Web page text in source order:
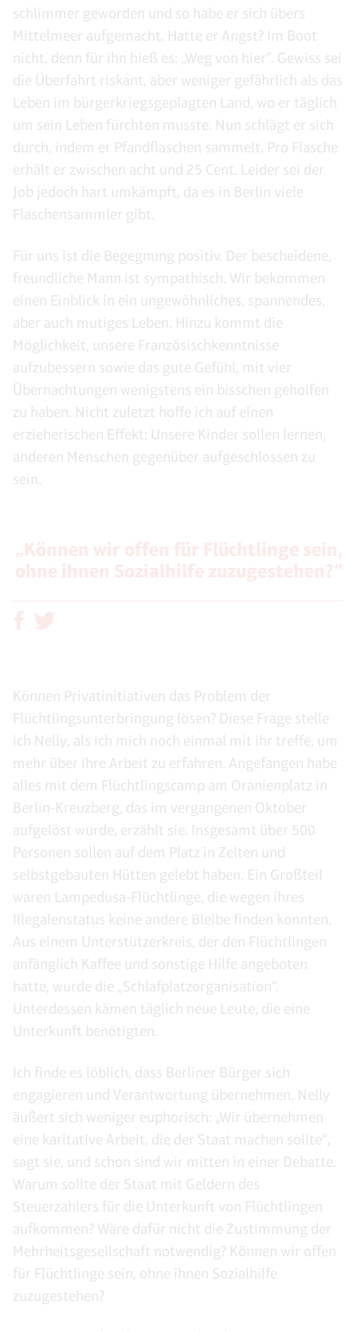
schlimmer geworden und so habe er sich übers
Mittelmeer aufgemacht. Hatte er Angst? Im Boot
nicht, denn für ihn hieß es: „Weg von hier“. Gewiss sei
die Überfahrt riskant, aber weniger gefährlich als das
Leben im bürgerkriegsgeplagten Land, wo er täglich
um sein Leben fürchten musste. Nun schlägt er sich
durch, indem er Pfandflaschen sammelt. Pro Flasche
erhält er zwischen acht und 25 Cent. Leider sei der
Job jedoch hart umkämpft, da es in Berlin viele
Flaschensammler gibt.
Für uns ist die Begegnung positiv. Der bescheidene,
freundliche Mann ist sympathisch. Wir bekommen
einen Einblick in ein ungewöhnliches, spannendes,
aber auch mutiges Leben. Hinzu kommt die
Möglichkeit, unsere Französischkenntnisse
aufzubessern sowie das gute Gefühl, mit vier
Übernachtungen wenigstens ein bisschen geholfen
zu haben. Nicht zuletzt hoffe ich auf einen
erzieherischen Effekt: Unsere Kinder sollen lernen,
anderen Menschen gegenüber aufgeschlossen zu
sein.
Können Privatinitiativen das Problem der
Flüchtlingsunterbringung lösen? Diese Frage stelle
ich Nelly, als ich mich noch einmal mit ihr treffe, um
mehr über ihre Arbeit zu erfahren. Angefangen habe
alles mit dem Flüchtlingscamp am Oranienplatz in
Berlin-Kreuzberg, das im vergangenen Oktober
aufgelöst wurde, erzählt sie. Insgesamt über 500
Personen sollen auf dem Platz in Zelten und
selbstgebauten Hütten gelebt haben. Ein Großteil
waren Lampedusa-Flüchtlinge, die wegen ihres
Illegalenstatus keine andere Bleibe finden konnten.
Aus einem Unterstützerkreis, der den Flüchtlingen
anfänglich Kaffee und sonstige Hilfe angeboten
hatte, wurde die „Schlafplatzorganisation“.
Unterdessen kämen täglich neue Leute, die eine
Unterkunft benötigten.
Ich finde es löblich, dass Berliner Bürger sich
engagieren und Verantwortung übernehmen. Nelly
äußert sich weniger euphorisch: „Wir übernehmen
eine karitative Arbeit, die der Staat machen sollte“,
sagt sie, und schon sind wir mitten in einer Debatte.
Warum sollte der Staat mit Geldern des
Steuerzahlers für die Unterkunft von Flüchtlingen
aufkommen? Wäre dafür nicht die Zustimmung der
Mehrheitsgesellschaft notwendig? Können wir offen
für Flüchtlinge sein, ohne ihnen Sozialhilfe
zuzugestehen?